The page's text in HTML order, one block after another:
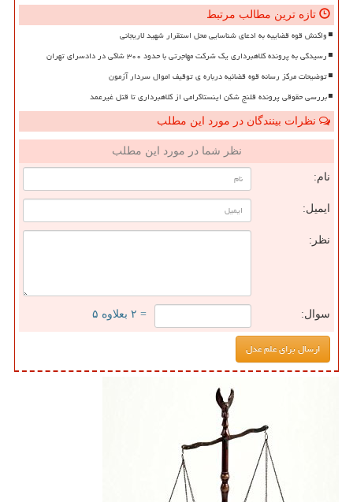
تازه ترین مطالب مرتبط
واکنش قوه قضاییه به ادعای شناسایی محل استقرار شهید لاریجانی
رسیدگی به پرونده کلاهبرداری یک شرکت مهاجرتی با حدود ۳۰۰ شاکی در دادسرای تهران
توضیحات مرکز رسانه قوه قضائیه درباره ی توقیف اموال سردار آزمون
بررسی حقوقی پرونده قلنج شکن اینستاگرامی از کلاهبرداری تا قتل غیرعمد
نظرات بینندگان در مورد این مطلب
نظر شما در مورد این مطلب
نام:
ایمیل:
نظر:
سوال: = ۲ بعلاوه ۵